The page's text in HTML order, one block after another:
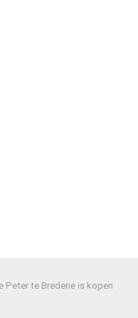
Peter te Bredene is kopen